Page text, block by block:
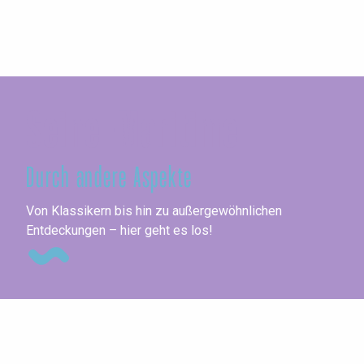
Durch andere Aspekte
Von Klassikern bis hin zu außergewöhnlichen
Entdeckungen – hier geht es los!